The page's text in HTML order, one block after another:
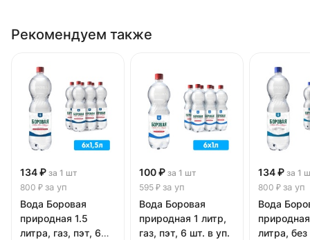
Рекомендуем также
134 ₽ за 1 шт
800 ₽ за уп
Вода Боровая
природная 1.5
литра, газ, пэт, 6
100 ₽ за 1 шт
595 ₽ за уп
Вода Боровая
природная 1 литр,
газ, пэт, 6 шт. в уп.
134 ₽ за 1
800 ₽ за уп
Вода
литра, без